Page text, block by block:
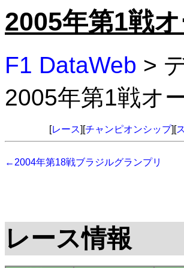
2005年第1戦
F1 DataWeb >
2005年第1戦オ
[レース][チャンピオンシップ][
←2004年第18戦ブラジルグランプリ
レース情報